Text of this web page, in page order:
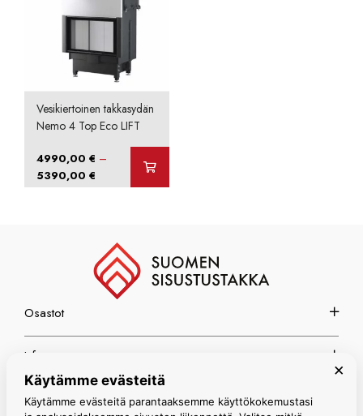
Vesikiertoinen takkasydän
Nemo 4 Top Eco LIFT
4990,00€ –
5390,00€ Hintaluokka:
4990,00 €
Osastot
Info
Espoon myymälä
×
Käytämme evästeitä
Käytämme evästeitä parantaaksemme käyttökokemustasi